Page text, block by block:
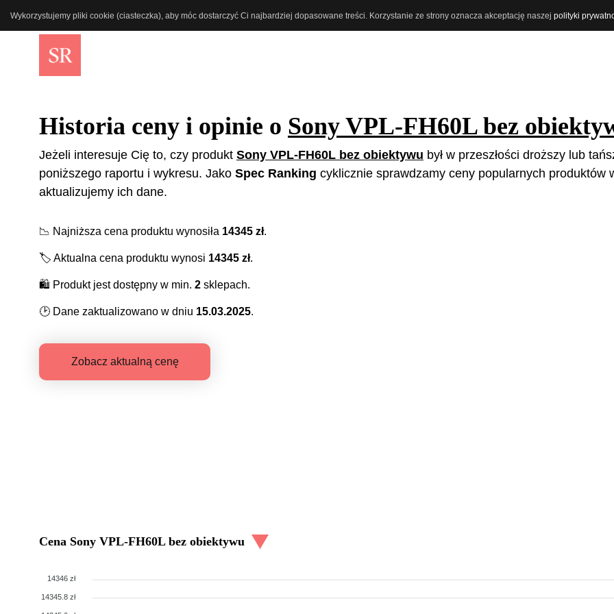
Wykorzystujemy pliki cookie (ciasteczka), aby móc dostarczyć Ci najbardziej dopasowane treści. Korzystanie ze strony oznacza akceptację naszej polityki
Historia ceny i opinie o Sony VPL-FH60L bez
Jeżeli interesuje Cię to, czy produkt Sony VPL-FH60L bez obiektywu był w przeszłości droższy lub
poniższego raportu i wykresu. Jako Spec Ranking cyklicznie sprawdzamy ceny popularnych produktów
aktualizujemy ich dane.
📉 Najniższa cena produktu wynosiła 14345 zł.
🏷️ Aktualna cena produktu wynosi 14345 zł.
🛍️ Produkt jest dostępny w min. 2 sklepach.
🕑 Dane zaktualizowano w dniu 15.03.2025.
Zobacz aktualną cenę
Cena Sony VPL-FH60L bez obiektywu
14346 zł
14345.8 zł